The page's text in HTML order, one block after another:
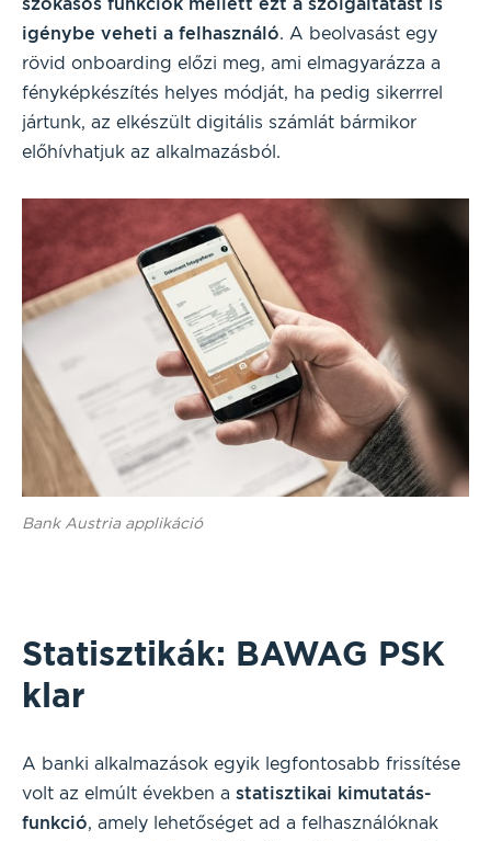
igénybe veheti a felhasználó. A beolvasást egy
rövid onboarding előzi meg, ami elmagyarázza a
fényképkészítés helyes módját, ha pedig sikerrrel
jártunk, az elkészült digitális számlát bármikor
előhívhatjuk az alkalmazásból.
Bank Austria applikáció
Statisztikák: BAWAG PSK
klar
A banki alkalmazások egyik legfontosabb frissítése
volt az elmúlt években a statisztikai kimutatás-
funkció, amely lehetőséget ad a felhasználóknak